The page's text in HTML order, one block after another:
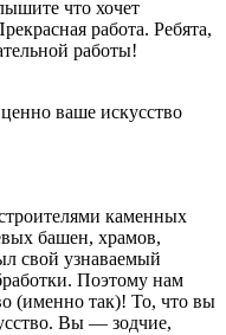
что хочет
работа. Ребята,
работы!
ваше искусство
каменных
башен, храмов,
свой узнаваемый
Поэтому нам
(именно так)! То, что вы
Вы — зодчие,